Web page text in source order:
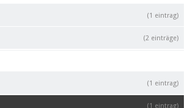
(1 eintrag)
(2 einträge)
(1 eintrag)
(1 eintrag)